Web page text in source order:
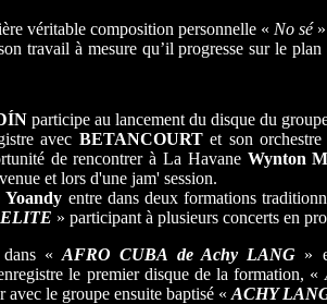
véritable composition personnelle « No sé»
travail à mesure qu’il progresse sur le
participe au lancement du disque du
avec BETANCOURTet son orchestre
de rencontrer à La Havane Wynton
et lors d'une jam' session.
Yoandy entre dans deux formations
» participant à plusieurs concerts en
dans «AFRO CUBA de Achy LANG »
le premier disque de la formation, «
avec le groupe ensuite baptisé « ACHY